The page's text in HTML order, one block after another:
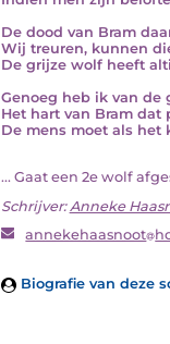
De dood van Bram
Wij treuren, kunnen
De grijze wolf heeft
Genoeg heb ik van de
Het hart van Bram
De mens moet als het
... Gaat een 2e wolf
Schrijver:Anneke
annekehaasnoot
Biografie van deze